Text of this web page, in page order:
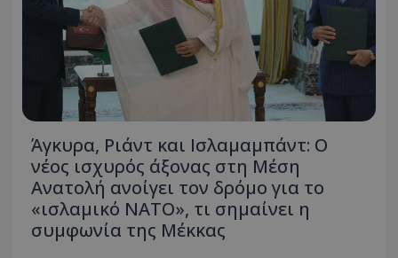
Άγκυρα, Ριάντ και Ισλαμαμπάντ: Ο
νέος ισχυρός άξονας στη Μέση
Ανατολή ανοίγει τον δρόμο για το
«ισλαμικό ΝΑΤΟ», τι σημαίνει η
συμφωνία της Μέκκας